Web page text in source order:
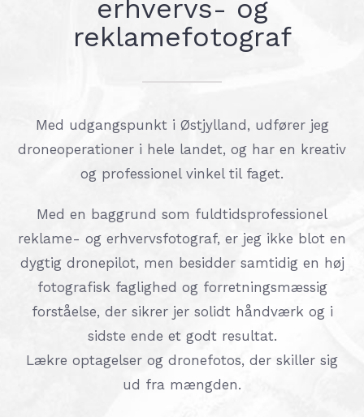
erhvervs- og
reklamefotograf
Med udgangspunkt i Østjylland, udfører jeg
droneoperationer i hele landet, og har en kreativ
og professionel vinkel til faget.
Med en baggrund som fuldtidsprofessionel
reklame- og erhvervsfotograf, er jeg ikke blot en
dygtig dronepilot, men besidder samtidig en høj
fotografisk faglighed og forretningsmæssig
forståelse, der sikrer jer solidt håndværk og i
sidste ende et godt resultat.
Lækre optagelser og dronefotos, der skiller sig
ud fra mængden.